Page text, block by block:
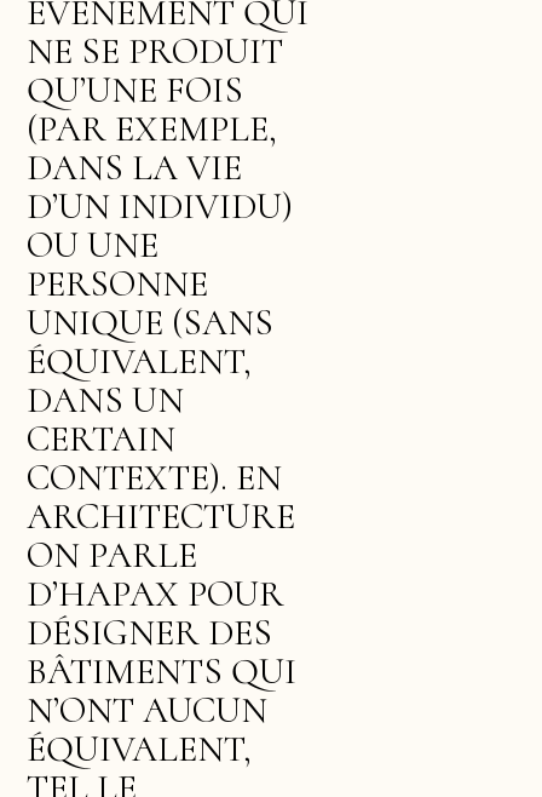
ÉVÉNEMENT QUI
NE SE PRODUIT
QU’UNE FOIS
(PAR EXEMPLE,
DANS LA VIE
D’UN INDIVIDU)
OU UNE
PERSONNE
UNIQUE (SANS
ÉQUIVALENT,
DANS UN
CERTAIN
CONTEXTE). EN
ARCHITECTURE
ON PARLE
D’HAPAX POUR
DÉSIGNER DES
BÂTIMENTS QUI
N’ONT AUCUN
ÉQUIVALENT,